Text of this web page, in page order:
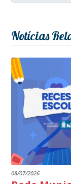
Notícias
08/07/2026